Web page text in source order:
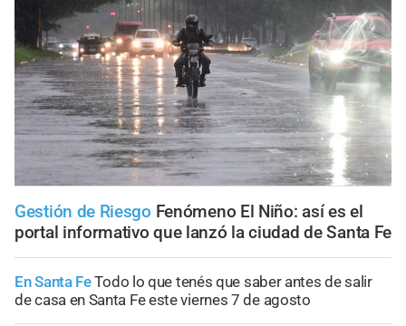
Gestión de Riesgo Fenómeno El Niño: así es el
portal informativo que lanzó la ciudad de Santa Fe
En Santa FeTodo lo que tenés que saber antes de salir
de casa en Santa Fe este viernes 7 de agosto